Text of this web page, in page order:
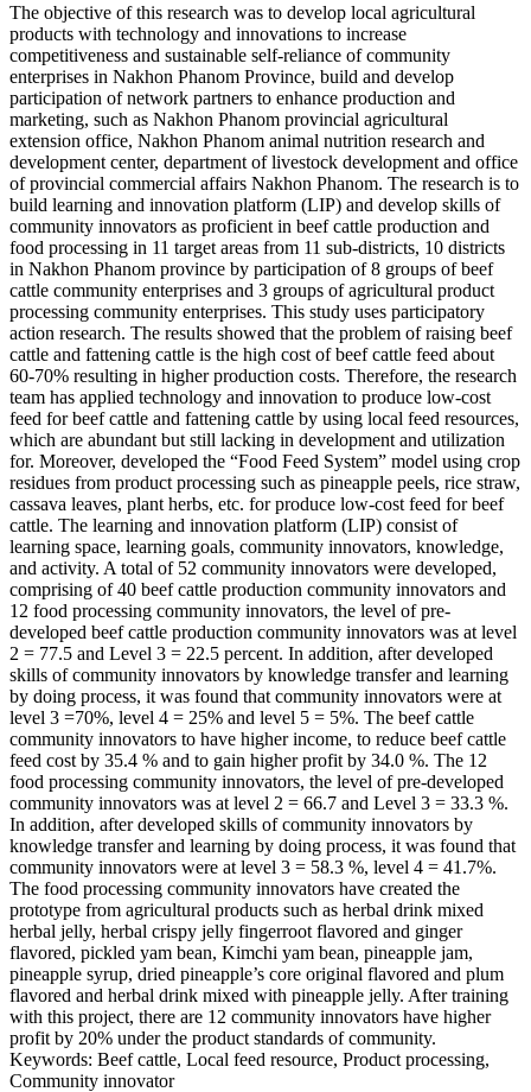
The objective of this research was to develop local agricultural
products with technology and innovations to increase
competitiveness and sustainable self-reliance of community
enterprises in Nakhon Phanom Province, build and develop
participation of network partners to enhance production and
marketing, such as Nakhon Phanom provincial agricultural
extension office, Nakhon Phanom animal nutrition research and
development center, department of livestock development and office
of provincial commercial affairs Nakhon Phanom. The research is to
build learning and innovation platform (LIP) and develop skills of
community innovators as proficient in beef cattle production and
food processing in 11 target areas from 11 sub-districts, 10 districts
in Nakhon Phanom province by participation of 8 groups of beef
cattle community enterprises and 3 groups of agricultural product
processing community enterprises. This study uses participatory
action research. The results showed that the problem of raising beef
cattle and fattening cattle is the high cost of beef cattle feed about
60-70% resulting in higher production costs. Therefore, the research
team has applied technology and innovation to produce low-cost
feed for beef cattle and fattening cattle by using local feed resources,
which are abundant but still lacking in development and utilization
for. Moreover, developed the “Food Feed System” model using crop
residues from product processing such as pineapple peels, rice straw,
cassava leaves, plant herbs, etc. for produce low-cost feed for beef
cattle. The learning and innovation platform (LIP) consist of
learning space, learning goals, community innovators, knowledge,
and activity. A total of 52 community innovators were developed,
comprising of 40 beef cattle production community innovators and
12 food processing community innovators, the level of pre-
developed beef cattle production community innovators was at level
2 = 77.5 and Level 3 = 22.5 percent. In addition, after developed
skills of community innovators by knowledge transfer and learning
by doing process, it was found that community innovators were at
level 3 =70%, level 4 = 25% and level 5 = 5%. The beef cattle
community innovators to have higher income, to reduce beef cattle
feed cost by 35.4 % and to gain higher profit by 34.0 %. The 12
food processing community innovators, the level of pre-developed
community innovators was at level 2 = 66.7 and Level 3 = 33.3 %.
In addition, after developed skills of community innovators by
knowledge transfer and learning by doing process, it was found that
community innovators were at level 3 = 58.3 %, level 4 = 41.7%.
The food processing community innovators have created the
prototype from agricultural products such as herbal drink mixed
herbal jelly, herbal crispy jelly fingerroot flavored and ginger
flavored, pickled yam bean, Kimchi yam bean, pineapple jam,
pineapple syrup, dried pineapple’s core original flavored and plum
flavored and herbal drink mixed with pineapple jelly. After training
with this project, there are 12 community innovators have higher
profit by 20% under the product standards of community.
Keywords: Beef cattle, Local feed resource, Product processing,
Community innovator